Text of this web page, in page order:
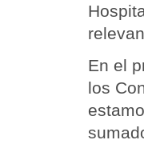
En el
los